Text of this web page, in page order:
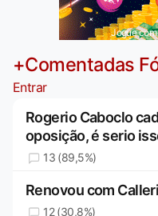
Jogue com
+Comentadas
Entrar
Rogerio Caboclo
oposição, é serio
13 (89,5%)
Renovou com
12 (30,8%)